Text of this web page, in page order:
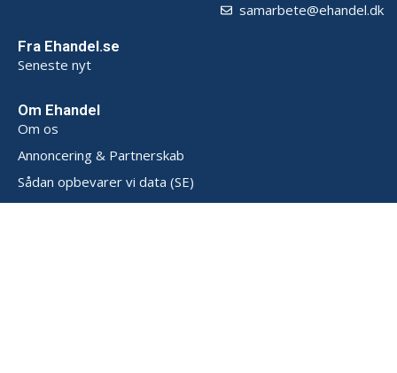
samarbete@ehandel.dk
Fra Ehandel.se
Seneste nyt
Om Ehandel
Om os
Annoncering & Partnerskab
Sådan opbevarer vi data (SE)
Persondatapolitik (SE)